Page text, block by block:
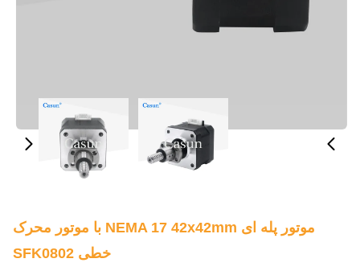
موتور پله ای NEMA 17 42x42mm با موتور محرک
خطی SFK0802